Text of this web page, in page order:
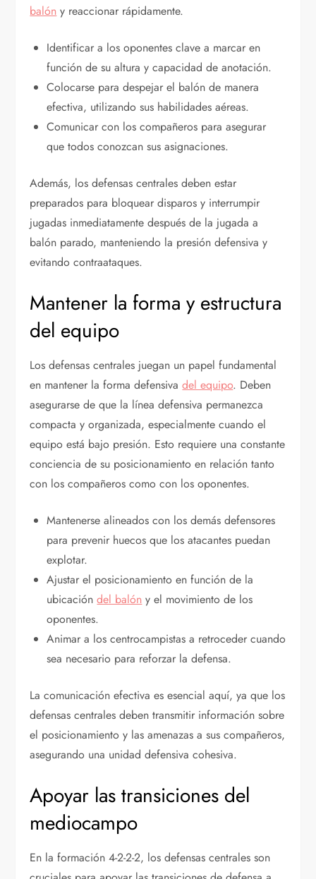
balón y reaccionar rápidamente.
Identificar a los oponentes clave a marcar en
función de su altura y capacidad de anotación.
Colocarse para despejar el balón de manera
efectiva, utilizando sus habilidades aéreas.
Comunicar con los compañeros para asegurar
que todos conozcan sus asignaciones.
Además, los defensas centrales deben estar
preparados para bloquear disparos y interrumpir
jugadas inmediatamente después de la jugada a
balón parado, manteniendo la presión defensiva y
evitando contraataques.
Mantener la forma y estructura
del equipo
Los defensas centrales juegan un papel fundamental
en mantener la forma defensivadel equipo. Deben
asegurarse de que la línea defensiva permanezca
compacta y organizada, especialmente cuando el
equipo está bajo presión. Esto requiere una constante
conciencia de su posicionamiento en relación tanto
con los compañeros como con los oponentes.
Mantenerse alineados con los demás defensores
para prevenir huecos que los atacantes puedan
explotar.
Ajustar el posicionamiento en función de la
ubicacióndel balón y el movimiento de los
oponentes.
Animar a los centrocampistas a retroceder cuando
sea necesario para reforzar la defensa.
La comunicación efectiva es esencial aquí, ya que los
defensas centrales deben transmitir información sobre
el posicionamiento y las amenazas a sus compañeros,
asegurando una unidad defensiva cohesiva.
Apoyar las transiciones del
mediocampo
En la formación 4-2-2-2, los defensas centrales son